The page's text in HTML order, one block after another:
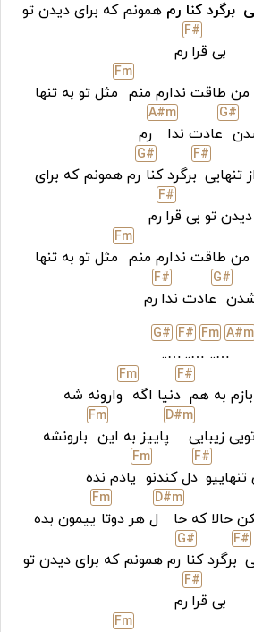
برگرد کنا رم همونم که برای دیدن تو
بی قرا
F#
رم
من طاقت ندارم منم
Fm
مثل تو به تنها
G#
عادت ندا
A#m
رم
تنهایی
F#
برگرد کنا
G#
رم همونم که برای
دیدن تو بی قرا
F#
رم
من طاقت ندارم منم
Fm
مثل تو به تنها
G#
عادت ندا
F#
رم
A#m
…..
Fm
…..
F#
…..
G#
به هم
F#
دنیا اگه
Fm
وارونه شه
زیبایی
D#m
پاییز به این
Fm
بارونشه
تنهاییو
F#
دل کندنو
Fm
یادم نده
حالا که حا
D#m
ل هر دوتا
Fm
ییمون بده
F#
برگرد کنا
G#
رم همونم که برای دیدن تو
بی قرا
F#
رم
Fm